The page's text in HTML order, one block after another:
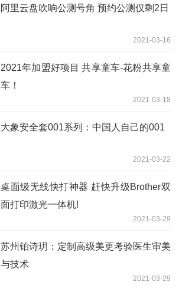
阿里云盘吹响公测号角 预约公测仅剩2日
2021-03-16
2021年加盟好项目 共享童车-花粉共享童
车！
2021-03-18
大象安全套001系列：中国人自己的001
2021-03-22
桌面级无线快打神器 赶快升级Brother双
面打印激光一体机!
2021-03-29
苏州铂诗玥：定制高级美更考验医生审美
与技术
2021-03-29